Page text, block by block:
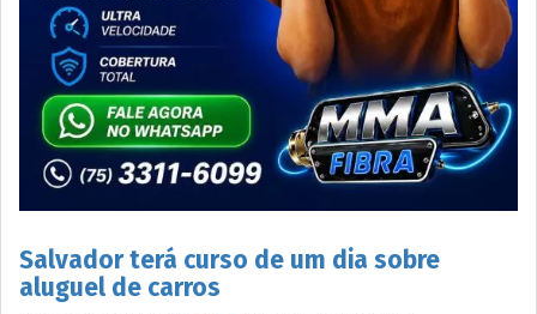
Salvador terá curso de um dia sobre
aluguel de carros